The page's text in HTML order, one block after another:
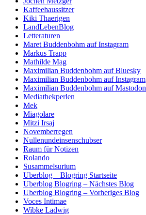
Kaffeehaussitzer
Kiki Thaerigen
LandLebenBlog
Letteraturen
Maret Buddenbohm auf Instagram
Markus Trapp
Mathilde Mag
Maximilian Buddenbohm auf Bluesky
Maximilian Buddenbohm auf Instagram
Maximilian Buddenbohm auf Mastodon
Mediathekperlen
Mek
Miagolare
Mitzi Irsaj
Novemberregen
Nullenundeinsenschubser
Raum für Notizen
Rolando
Susammelsurium
Uberblog – Blogring Startseite
Uberblog Blogring – Nächstes Blog
Uberblog Blogring – Vorheriges Blog
Voces Intimae
Wibke Ladwig